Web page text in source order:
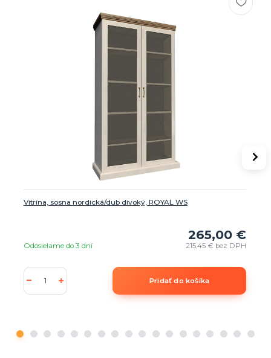
Vitrína, sosna nordická/dub divoký, ROYAL WS
265,00 €
215,45 € bez DPH
Odosielame do 3 dní
Pridať do košíka